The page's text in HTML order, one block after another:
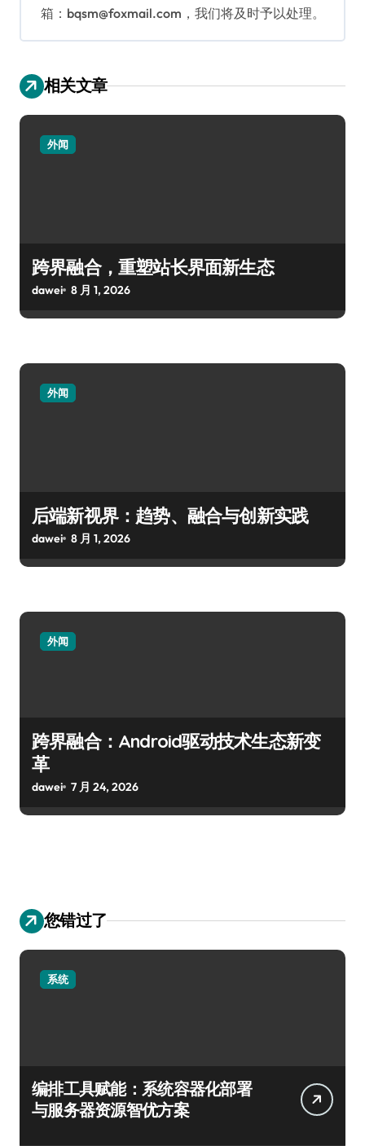
箱：bqsm@foxmail.com，我们将及时予以处理。
相关文章
外闻
跨界融合，重塑站长界面新生态
dawei 8 月 1, 2026
外闻
后端新视界：趋势、融合与创新实践
dawei 8 月 1, 2026
外闻
跨界融合：Android驱动技术生态新变
革
dawei 7 月 24, 2026
您错过了
系统
编排工具赋能：系统容器化部署
与服务器资源智优方案